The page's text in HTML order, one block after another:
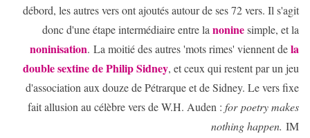
débord, les autres vers ont ajoutés autour de ses 72 vers. Il s'agit
donc d'une étape intermédiaire entre la noninesimple, et la
noninisation. La moitié des autres 'mots rimes' viennent dela
double sextine de Philip Sidney, et ceux qui restent par un jeu
d'association aux douze de Pétrarque et de Sidney. Le vers fixe
fait allusion au célèbre vers de W.H. Auden : for poetry makes
nothing happen. IM